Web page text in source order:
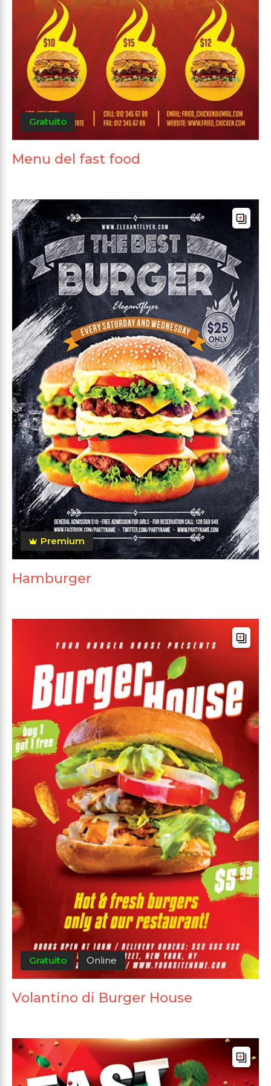
Gratuito
Menu del fast food
Premium
Hamburger
Gratuito Online
Volantino di Burger House